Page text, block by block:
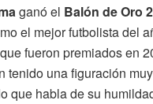
ganó el Balón de Oro
el mejor futbolista del
fueron premiados en
tenido una figuración
que habla de su